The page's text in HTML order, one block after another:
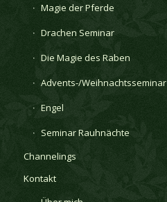
Magie der Pferde
Drachen Seminar
Die Magie des Raben
Advents-/Weihnachtsseminar
Engel
Seminar Rauhnächte
Channelings
Kontakt